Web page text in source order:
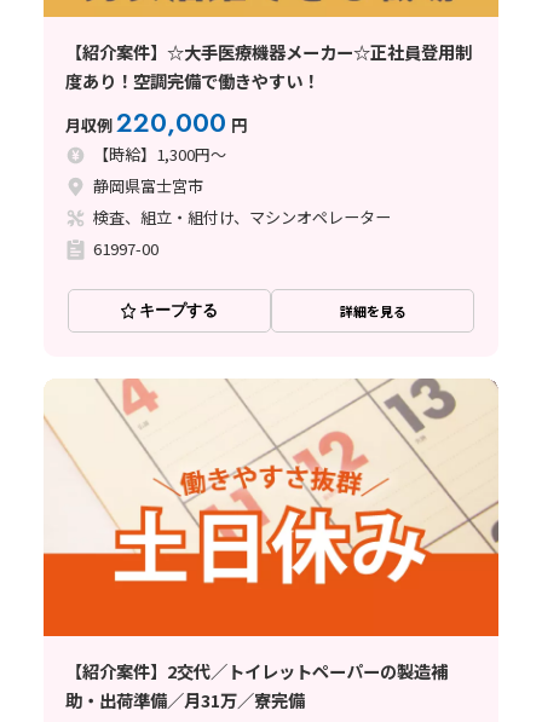
【紹介案件】☆大手医療機器メーカー☆正社員登用制
度あり！空調完備で働きやすい！
月収例220,000 円
【時給】1,300円～
静岡県富士宮市
検査、組立・組付け、マシンオペレーター
61997-00
キープする 詳細を見る
【紹介案件】2交代／トイレットペーパーの製造補
助・出荷準備／月31万／寮完備